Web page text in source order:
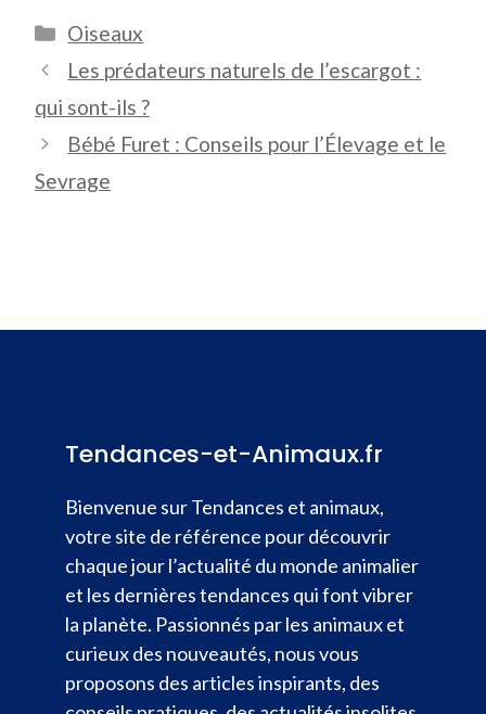
Catégories
Oiseaux
Les prédateurs naturels de l’escargot :
qui sont-ils ?
Bébé Furet : Conseils pour l’Élevage et le
Sevrage
Tendances-et-Animaux.fr
Bienvenue sur Tendances et animaux,
votre site de référence pour découvrir
chaque jour l’actualité du monde animalier
et les dernières tendances qui font vibrer
la planète. Passionnés par les animaux et
curieux des nouveautés, nous vous
proposons des articles inspirants, des